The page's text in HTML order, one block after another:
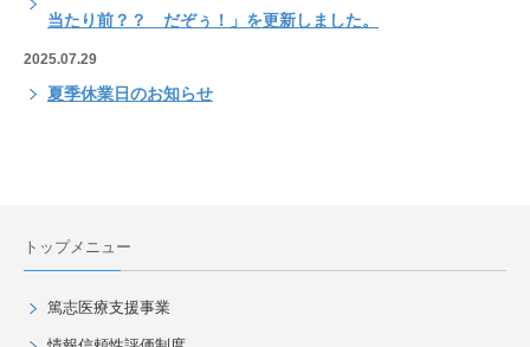
当たり前？？ だぞぅ！」を更新しました。
2025.07.29
夏季休業日のお知らせ
トップメニュー
篤志医療支援事業